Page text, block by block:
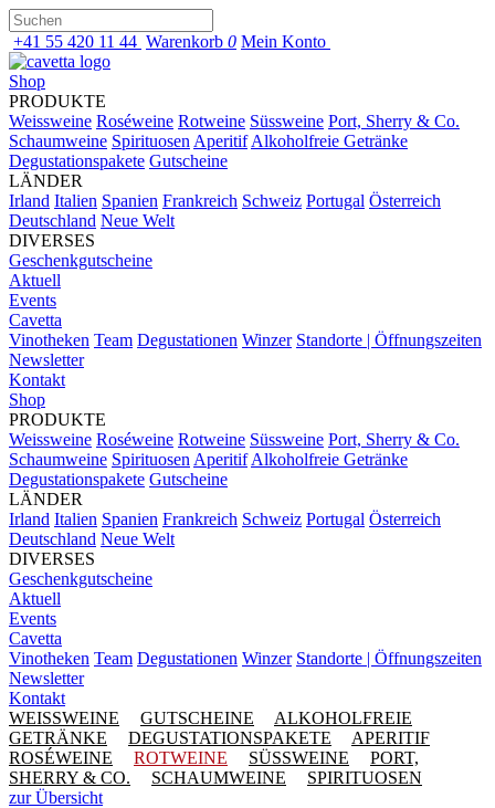
+41 55 420 11 44 Warenkorb 0 Mein Konto
Shop
PRODUKTE
Weissweine Roséweine Rotweine Süssweine Port, Sherry & Co.
Schaumweine Spirituosen Aperitif Alkoholfreie Getränke
Degustationspakete Gutscheine
LÄNDER
Irland Italien Spanien Frankreich Schweiz Portugal Österreich
Deutschland Neue Welt
DIVERSES
Geschenkgutscheine
Aktuell
Events
Cavetta
Vinotheken Team Degustationen Winzer Standorte | Öffnungszeiten
Newsletter
Kontakt
Shop
PRODUKTE
Weissweine Roséweine Rotweine Süssweine Port, Sherry & Co.
Schaumweine Spirituosen Aperitif Alkoholfreie Getränke
Degustationspakete Gutscheine
LÄNDER
Irland Italien Spanien Frankreich Schweiz Portugal Österreich
Deutschland Neue Welt
DIVERSES
Geschenkgutscheine
Aktuell
Events
Cavetta
Vinotheken Team Degustationen Winzer Standorte | Öffnungszeiten
Newsletter
Kontakt
WEISSWEINE
GUTSCHEINE
ALKOHOLFREIE
GETRÄNKE
DEGUSTATIONSPAKETE
APERITIF
ROSÉWEINE
ROTWEINE SÜSSWEINE
PORT,
SHERRY & CO.
SCHAUMWEINE
SPIRITUOSEN
zur Übersicht